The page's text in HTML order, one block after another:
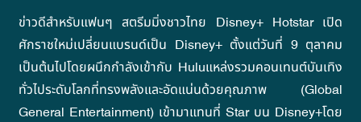
ข่าวดีสำหรับแฟนๆ สตรีมมิ่งชาวไทย Disney+ Hotstar เปิด
ศักราชใหม่เปลี่ยนแบรนด์เป็น Disney+ ตั้งแต่วันที่ 9 ตุลาคม
เป็นต้นไปโดยผนึกกำลังเข้ากับ Huluแหล่งรวมคอนเทนต์บันเทิง
ทั่วไประดับโลกที่ทรงพลังและอัดแน่นด้วยคุณภาพ (Global
General Entertainment) เข้ามาแทนที่ Star บน Disney+โดย